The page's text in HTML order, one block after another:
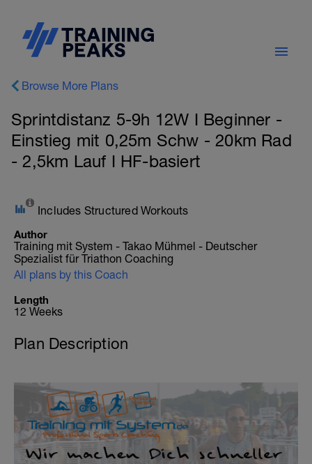
Browse More Plans
Sprintdistanz 5-9h 12W I Beginner -
Einstieg mit 0,25m Schw - 20km Rad
- 2,5km Lauf I HF-basiert
Includes Structured Workouts
Author
Training mit System - Takao Mühmel - Deutscher
Spezialist für Triathon Coaching
All plans by this Coach
Length
12 Weeks
Plan Description